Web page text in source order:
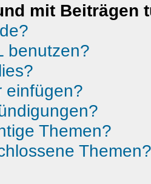
mit Beiträgen
benutzen?
einfügen?
Themen?
Themen?